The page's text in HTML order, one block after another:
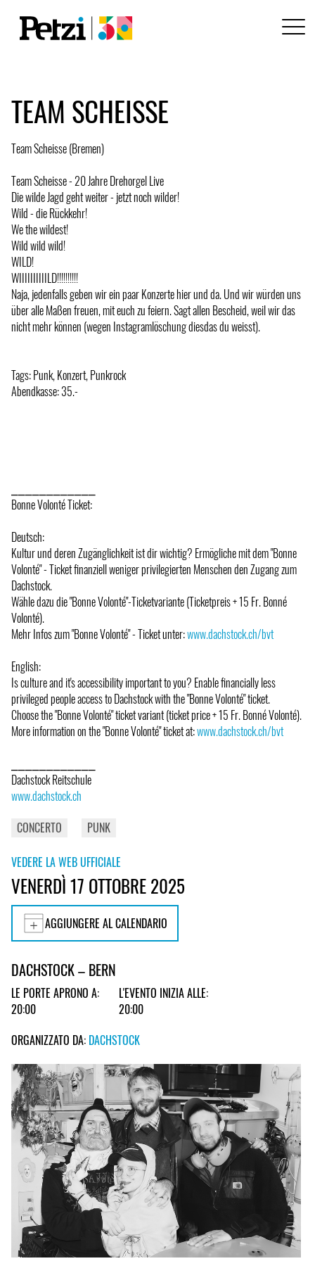
TEAM SCHEISSE
Team Scheisse (Bremen)
Team Scheisse - 20 Jahre Drehorgel Live
Die wilde Jagd geht weiter - jetzt noch wilder!
Wild - die Rückkehr!
We the wildest!
Wild wild wild!
WILD!
WIIIIIIIIIILD!!!!!!!!!!
Naja, jedenfalls geben wir ein paar Konzerte hier und da. Und wir würden uns
über alle Maßen freuen, mit euch zu feiern. Sagt allen Bescheid, weil wir das
nicht mehr können (wegen Instagramlöschung diesdas du weisst).
Tags: Punk, Konzert, Punkrock
Abendkasse: 35.-
Bonne Volonté Ticket:
Deutsch:
Kultur und deren Zugänglichkeit ist dir wichtig? Ermögliche mit dem "Bonne
Volonté" - Ticket finanziell weniger privilegierten Menschen den Zugang zum
Dachstock.
Wähle dazu die "Bonne Volonté"-Ticketvariante (Ticketpreis + 15 Fr. Bonné
Volonté).
Mehr Infos zum "Bonne Volonté" - Ticket unter:www.dachstock.ch/bvt
English:
Is culture and it's accessibility important to you? Enable financially less
privileged people access to Dachstock with the "Bonne Volonté" ticket.
Choose the "Bonne Volonté" ticket variant (ticket price + 15 Fr. Bonné Volonté).
More information on the "Bonne Volonté" ticket at:www.dachstock.ch/bvt
Dachstock Reitschule
www.dachstock.ch
CONCERTO
PUNK
VEDERE LA WEB UFFICIALE
VENERDÌ 17 OTTOBRE 2025
AGGIUNGERE AL CALENDARIO
DACHSTOCK – BERN
LE PORTE APRONO A:
20:00
L'EVENTO INIZIA ALLE:
20:00
ORGANIZZATO DA: DACHSTOCK